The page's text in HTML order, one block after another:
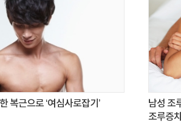
복근으로 ‘여심사로잡기’
남성 조
조루증